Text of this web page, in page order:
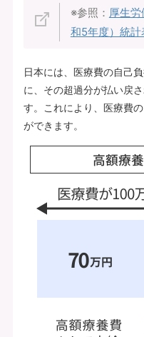
※参照： 厚生
和5年度）統計
日本には、医療費の自己
に、その超過分が払い戻
す。これにより、医療費
ができます。